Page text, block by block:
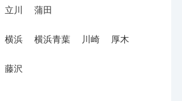
立川 蒲田
横浜 横浜青葉 川崎 厚木
藤沢